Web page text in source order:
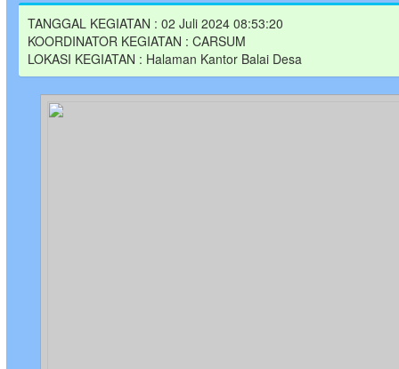
TANGGAL KEGIATAN : 02 Juli 2024 08:53:20
KOORDINATOR KEGIATAN : CARSUM
LOKASI KEGIATAN : Halaman Kantor Balai Desa